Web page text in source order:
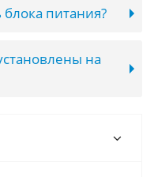
питания?
на